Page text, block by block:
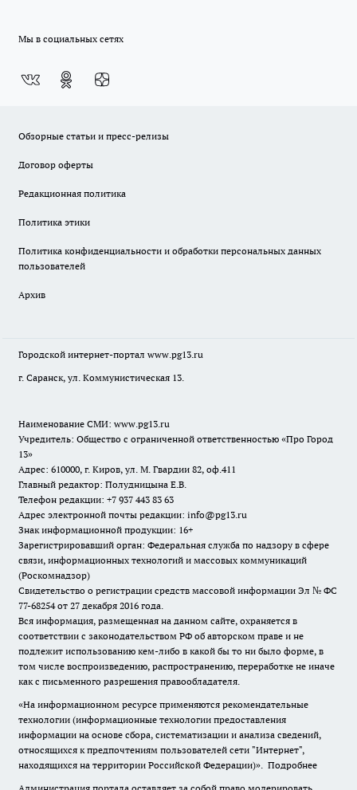
Мы в социальных сетях
Обзорные статьи и пресс-релизы
Договор оферты
Редакционная политика
Политика этики
Политика конфиденциальности и обработки персональных данных
пользователей
Архив
Городской интернет-портал www.pg13.ru
г. Саранск, ул. Коммунистическая 13.
Наименование СМИ: www.pg13.ru
Учредитель: Общество с ограниченной ответственностью «Про Город
13»
Адрес: 610000, г. Киров, ул. М. Гвардии 82, оф.411
Главный редактор: Полудницына Е.В.
Телефон редакции: +7 937 443 83 63
Адрес электронной почты редакции: info@pg13.ru
Знак информационной продукции: 16+
Зарегистрировавший орган: Федеральная служба по надзору в сфере
связи, информационных технологий и массовых коммуникаций
(Роскомнадзор)
Свидетельство о регистрации средств массовой информации Эл № ФС
77-68254 от 27 декабря 2016 года.
Вся информация, размещенная на данном сайте, охраняется в
соответствии с законодательством РФ об авторском праве и не
подлежит использованию кем-либо в какой бы то ни было форме, в
том числе воспроизведению, распространению, переработке не иначе
как с письменного разрешения правообладателя.
«На информационном ресурсе применяются рекомендательные
технологии (информационные технологии предоставления
информации на основе сбора, систематизации и анализа сведений,
относящихся к предпочтениям пользователей сети "Интернет",
находящихся на территории Российской Федерации)». Подробнее